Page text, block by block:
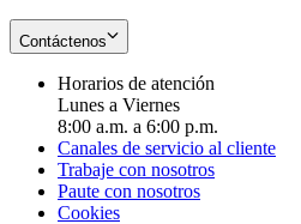
Contáctenos
Horarios de atención
Lunes a Viernes
8:00 a.m. a 6:00 p.m.
Canales de servicio al cliente
Trabaje con nosotros
Paute con nosotros
Cookies